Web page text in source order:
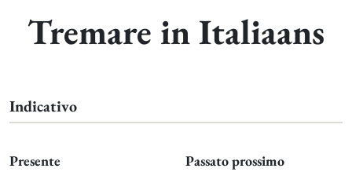
Tremare in Italiaans
Indicativo
Presente Passato prossimo